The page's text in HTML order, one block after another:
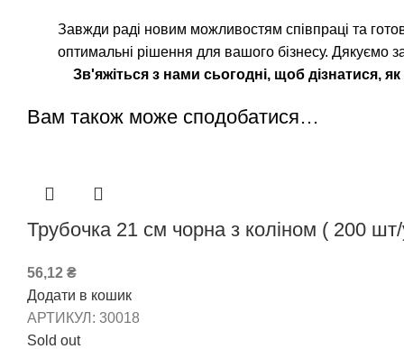
Завжди раді новим можливостям співпраці та
оптимальні рішення для вашого бізнесу. Дякуємо
Зв'яжіться з нами сьогодні, щоб дізнатися,
Вам також може сподобатися…
Трубочка 21 см чорна з коліном ( 200
56,12 ₴
Додати в кошик
АРТИКУЛ: 30018
Sold out